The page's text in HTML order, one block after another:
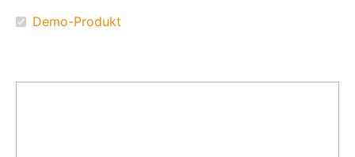
Demo-Produkt